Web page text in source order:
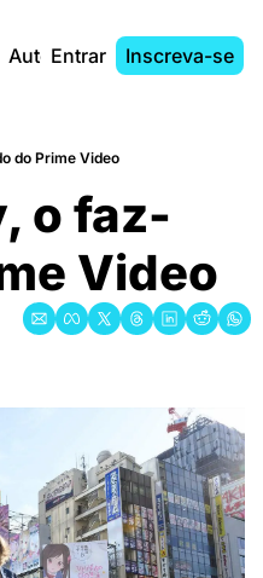
AutoresEntrar Inscreva-se
do Prime Video
o faz-
Video